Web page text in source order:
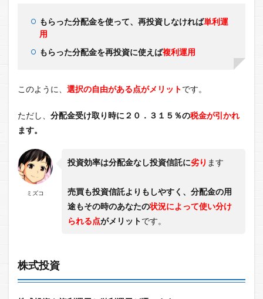
もらった分配金を使って、再投資しなければ単利運
用
もらった分配金を再投資に使えば複利運用
このように、 選択の自由がある点がメリットです。
ただし、 分配金受け取り時に２０．３１５％の税金が引かれ
ます。
ミズコ
投資効率は分配金なし投資信託に劣り ます
売買も投資信託よりもしやすく、分配金の用
途もその時のあなたの状況によって使い分け
られる点がメリットです。
株式投資